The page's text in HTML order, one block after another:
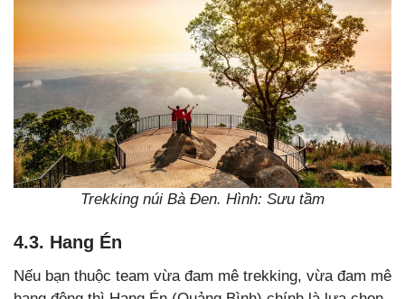
Trekking núi Bà Đen. Hình: Sưu tầm
4.3. Hang Én
Nếu bạn thuộc team vừa đam mê trekking, vừa đam mê